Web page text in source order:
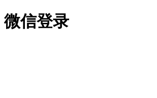
微信登录